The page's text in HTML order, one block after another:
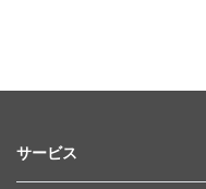
サービス